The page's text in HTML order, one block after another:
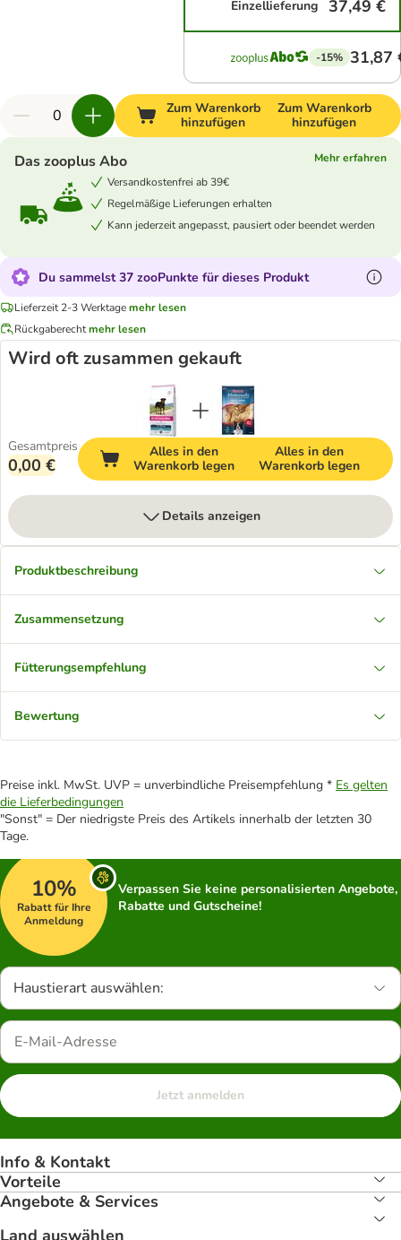
Einzellieferung 37,49 €
-15% 31,87
Zum Warenkorb
hinzufügen
Zum Warenkorb
hinzufügen
Das zooplus Abo
Mehr erfahren
Versandkostenfrei ab 39€
Regelmäßige Lieferungen erhalten
Kann jederzeit angepasst, pausiert oder beendet werden
Du sammelst 37 zooPunkte für dieses Produkt
Lieferzeit 2-3 Werktagemehr lesen
Rückgaberechtmehr lesen
Wird oft zusammen gekauft
Gesamtpreis
0,00 €
Alles in den
Warenkorb legen
Alles in den
Warenkorb legen
Details anzeigen
Produktbeschreibung
Zusammensetzung
Fütterungsempfehlung
Bewertung
Preise inkl. MwSt. UVP = unverbindliche Preisempfehlung * Es gelten
die Lieferbedingungen
"Sonst" = Der niedrigste Preis des Artikels innerhalb der letzten 30
Tage.
10%
Rabatt für Ihre
Anmeldung
Verpassen Sie keine personalisierten Angebote,
Rabatte und Gutscheine!
Haustierart auswählen:
Jetzt anmelden
Info & Kontakt
Vorteile
Angebote & Services
Land auswählen